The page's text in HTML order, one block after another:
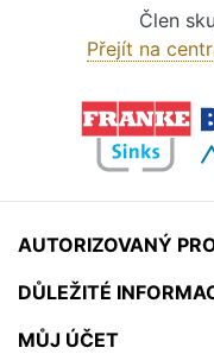
Člen
Přejít na
AUTORIZOVANÝ
DŮLEŽITÉ
MŮJ ÚČET